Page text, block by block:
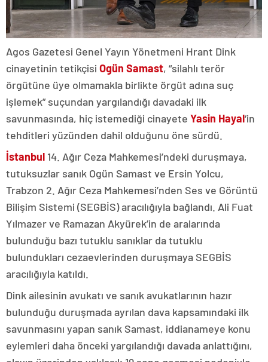
Agos Gazetesi Genel Yayın Yönetmeni Hrant Dink
cinayetinin tetikçisi Ogün Samast, “silahlı terör
örgütüne üye olmamakla birlikte örgüt adına suç
işlemek” suçundan yargılandığı davadaki ilk
savunmasında, hiç istemediği cinayete Yasin Hayal‘in
tehditleri yüzünden dahil olduğunu öne sürdü.
İstanbul 14. Ağır Ceza Mahkemesi’ndeki duruşmaya,
tutuksuzlar sanık Ogün Samast ve Ersin Yolcu,
Trabzon 2. Ağır Ceza Mahkemesi’nden Ses ve Görüntü
Bilişim Sistemi (SEGBİS) aracılığıyla bağlandı. Ali Fuat
Yılmazer ve Ramazan Akyürek’in de aralarında
bulunduğu bazı tutuklu sanıklar da tutuklu
bulundukları cezaevlerinden duruşmaya SEGBİS
aracılığıyla katıldı.
Dink ailesinin avukatı ve sanık avukatlarının hazır
bulunduğu duruşmada ayrılan dava kapsamındaki ilk
savunmasını yapan sanık Samast, iddianameye konu
eylemleri daha önceki yargılandığı davada anlattığını,